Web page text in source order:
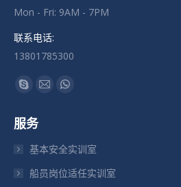
Mon - Fri: 9AM - 7PM
联系电话:
13801785300
找到我们：
Skype
在
新
口
Mail
新
口
Whatsapp
新
口
服务
基本安全实训室
船员岗位适任实训室